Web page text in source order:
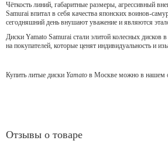
Чёткость линий, габаритные размеры, агрессивный
Samurai впитал в себя качества японских воинов-
сегодняшний день внушают уважение и являются
Диски Yamato Samurai стали элитой колесных дисков
на покупателей, которые ценят индивидуальность и
Купить литые диски Yamato в Москве можно в нашем
Отзывы о товаре